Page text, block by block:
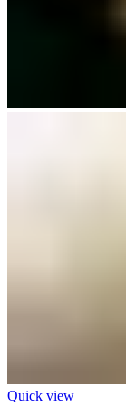
Quick view